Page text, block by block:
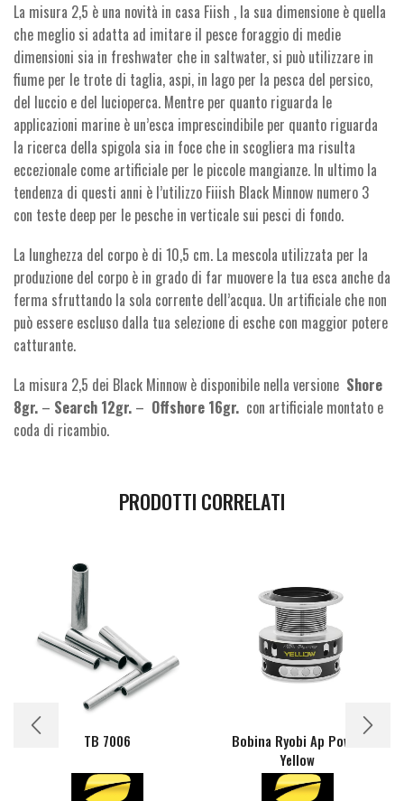
La misura 2,5 è una novità in casa Fiish , la sua dimensione è quella
che meglio si adatta ad imitare il pesce foraggio di medie
dimensioni sia in freshwater che in saltwater, si può utilizzare in
fiume per le trote di taglia, aspi, in lago per la pesca del persico,
del luccio e del lucioperca. Mentre per quanto riguarda le
applicazioni marine è un’esca imprescindibile per quanto riguarda
la ricerca della spigola sia in foce che in scogliera ma risulta
eccezionale come artificiale per le piccole mangianze. In ultimo la
tendenza di questi anni è l’utilizzo Fiiish Black Minnow numero 3
con teste deep per le pesche in verticale sui pesci di fondo.
La lunghezza del corpo è di 10,5 cm. La mescola utilizzata per la
produzione del corpo è in grado di far muovere la tua esca anche da
ferma sfruttando la sola corrente dell’acqua. Un artificiale che non
può essere escluso dalla tua selezione di esche con maggior potere
catturante.
La misura 2,5 dei Black Minnow è disponibile nella versione Shore
8gr. – Search 12gr. – Offshore 16gr. con artificiale montato e
coda di ricambio.
PRODOTTI CORRELATI
TB 7006
Bobina Ryobi Ap Power
Yellow